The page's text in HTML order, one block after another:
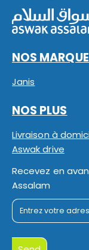
NOS
Janis
NOS PLUS
Livraison à
Aswak drive
Recevez en
Assalam